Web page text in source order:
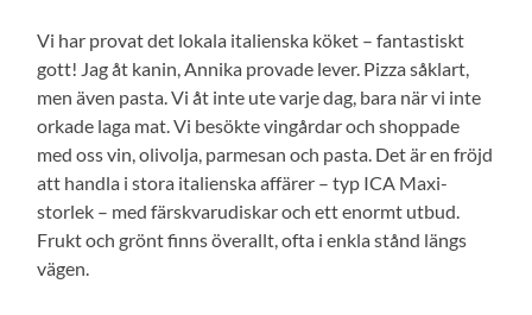
Vi har provat det lokala italienska köket – fantastiskt
gott! Jag åt kanin, Annika provade lever. Pizza såklart,
men även pasta. Vi åt inte ute varje dag, bara när vi inte
orkade laga mat. Vi besökte vingårdar och shoppade
med oss vin, olivolja, parmesan och pasta. Det är en fröjd
att handla i stora italienska affärer – typ ICA Maxi-
storlek – med färskvarudiskar och ett enormt utbud.
Frukt och grönt finns överallt, ofta i enkla stånd längs
vägen.